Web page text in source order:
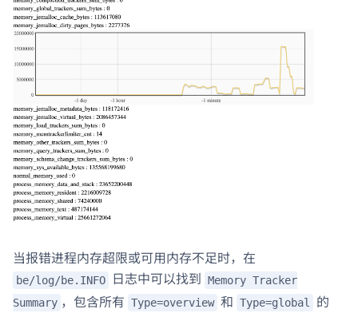
当报错进程内存超限或可用内存不足时，在
be/log/be.INFO 日志中可以找到 Memory Tracker
Summary ，包含所有 Type=overview 和 Type=global
的